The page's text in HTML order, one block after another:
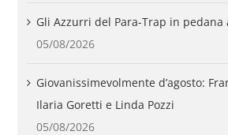
Gli Azzurri del Para-Trap in pedana
05/08/2026
Giovanissimevolmente d’agosto:
Ilaria Goretti e Linda Pozzi
05/08/2026